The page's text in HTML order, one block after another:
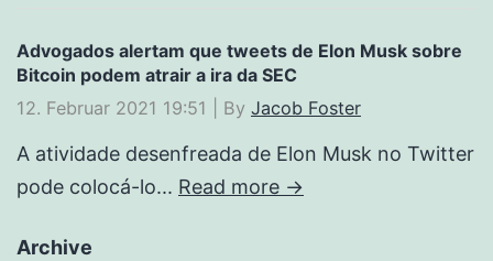
Advogados alertam que tweets de Elon Musk sobre
Bitcoin podem atrair a ira da SEC
12. Februar 2021 19:51
By Jacob Foster
A atividade desenfreada de Elon Musk no Twitter
pode colocá-lo... Read more →
Archive